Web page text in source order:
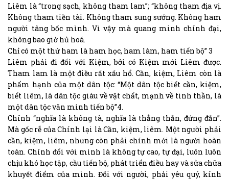
Liêm là “trong sạch, không tham lam”; “không tham địa vị.
Không tham tiền tài. Không tham sung sướng. Không ham
người tâng bốc mình. Vì vậy mà quang minh chính đại,
không bao giờ hủ hoá.
Chỉ có một thứ ham là ham học, ham làm, ham tiến bộ” 3
Liêm phải đi đối với Kiệm, bởi có Kiệm mới Liêm được.
Tham lam là một điều rất xấu hổ. Cần, kiệm, Liêm còn là
phẩm hạnh của một dân tộc: “Một dân tộc biết cần, kiệm,
biết liêm, là dân tộc giàu về vật chất, mạnh về tinh thần, là
một dân tộc văn minh tiến bộ”4.
Chính “nghĩa là không tà, nghĩa là thẳng thắn, đứng đắn”.
Mà gốc rễ của Chính lại là Cần, kiệm, liêm. Một người phải
cần, kiệm, liêm, nhưng còn phải chính mới là người hoàn
toàn. Chính đối với mình là không tự cao, tự đại, luôn luôn
chịu khó học tập, cầu tiến bộ, phát triển điều hay và sửa chữa
khuyết điểm của mình. Đối với người, phải yêu quý, kính